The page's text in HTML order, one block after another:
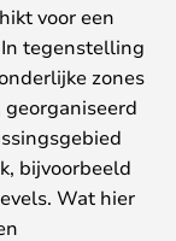
voor een
tegenstelling
zones
georganiseerd
bijvoorbeeld
Wat hier